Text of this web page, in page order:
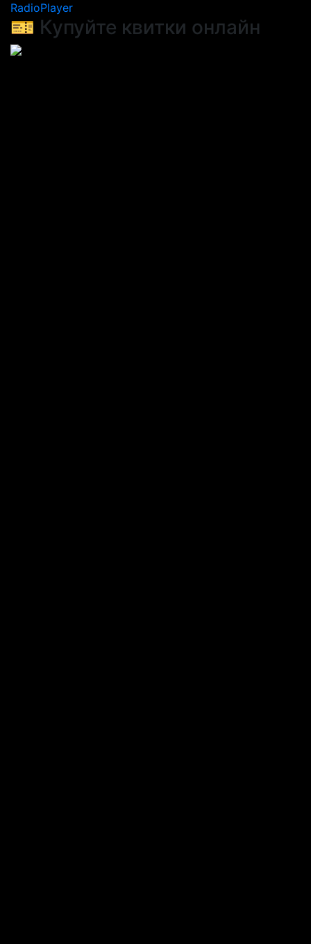
RadioPlayer
🎫 Купуйте квитки онлайн